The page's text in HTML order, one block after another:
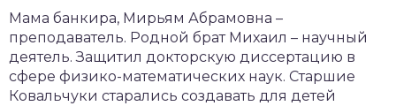
Мама банкира, Мирьям Абрамовна –
преподаватель. Родной брат Михаил – научный
деятель. Защитил докторскую диссертацию в
сфере физико-математических наук. Старшие
Ковальчуки старались создавать для детей